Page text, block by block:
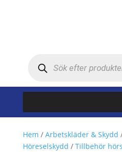
Hem / Arbetskläder & Skydd
Höreselskydd / Tillbehör